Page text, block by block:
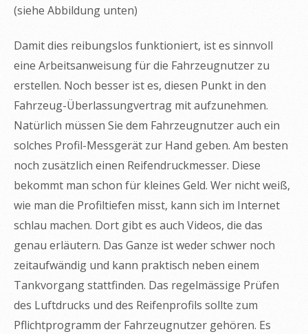
(siehe Abbildung unten)
Damit dies reibungslos funktioniert, ist es sinnvoll
eine Arbeitsanweisung für die Fahrzeugnutzer zu
erstellen. Noch besser ist es, diesen Punkt in den
Fahrzeug-Überlassungvertrag mit aufzunehmen.
Natürlich müssen Sie dem Fahrzeugnutzer auch ein
solches Profil-Messgerät zur Hand geben. Am besten
noch zusätzlich einen Reifendruckmesser. Diese
bekommt man schon für kleines Geld. Wer nicht weiß,
wie man die Profiltiefen misst, kann sich im Internet
schlau machen. Dort gibt es auch Videos, die das
genau erläutern. Das Ganze ist weder schwer noch
zeitaufwändig und kann praktisch neben einem
Tankvorgang stattfinden. Das regelmässige Prüfen
des Luftdrucks und des Reifenprofils sollte zum
Pflichtprogramm der Fahrzeugnutzer gehören. Es